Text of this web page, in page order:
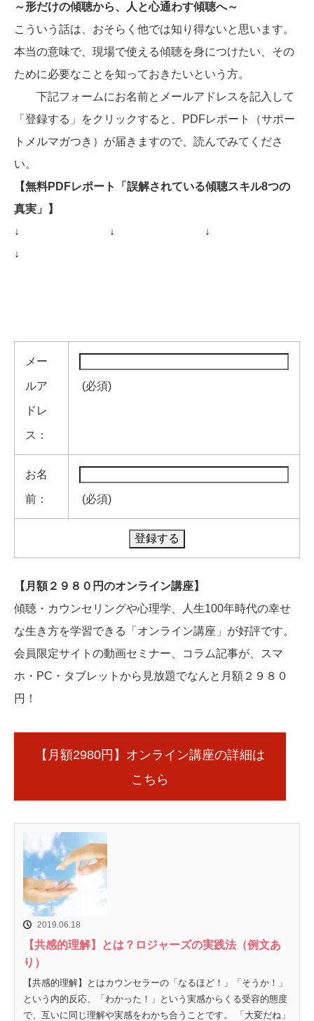
～形だけの傾聴から、人と心通わす傾聴へ～
こういう話は、おそらく他では知り得ないと思います。
本当の意味で、現場で使える傾聴を身につけたい、その
ために必要なことを知っておきたいという方。
下記フォームにお名前とメールアドレスを記入して
「登録する」をクリックすると、PDFレポート（サポー
トメルマガつき）が届きますので、読んでみてくださ
い。
【無料PDFレポート「誤解されている傾聴スキル8つの
真実」】
↓
↓
↓
↓
メー
ルア
ドレ
ス：
(必須)
お名
前： (必須)
【月額２９８０円のオンライン講座】
傾聴・カウンセリングや心理学、人生100年時代の幸せ
な生き方を学習できる「オンライン講座」が好評です。
会員限定サイトの動画セミナー、コラム記事が、スマ
ホ・PC・タブレットから見放題でなんと月額２９８０
円！
【月額2980円】オンライン講座の詳細は
こちら
2019.06.18
【共感的理解】とは？ロジャーズの実践法（例文あ
り）
【共感的理解】とはカウンセラーの「なるほど！」「そうか！」
という内的反応、「わかった！」という実感からくる受容的態度
で、互いに同じ理解や実感をわかち合うことです。 「大変だね」